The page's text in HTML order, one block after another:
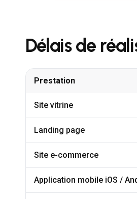
Délais de
Prestation
Site vitrine
Landing page
Site e-commerce
Application mobile iOS /